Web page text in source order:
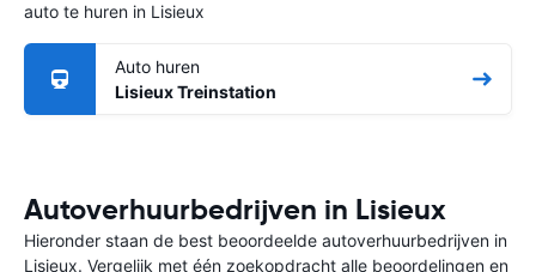
auto te huren in Lisieux
Auto huren
Lisieux Treinstation
Autoverhuurbedrijven in Lisieux
Hieronder staan de best beoordeelde autoverhuurbedrijven in
Lisieux. Vergelijk met één zoekopdracht alle beoordelingen en